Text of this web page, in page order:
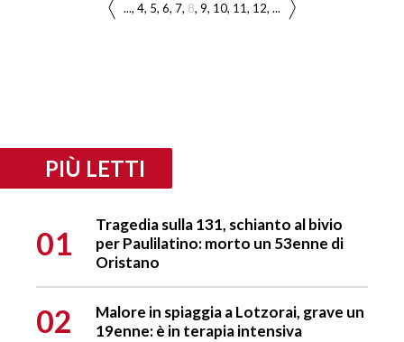
... 4 5 6 7 8 9 10 11 12 ...
PIÙ LETTI
01
Tragedia sulla 131, schianto al bivio
per Paulilatino: morto un 53enne di
Oristano
02
Malore in spiaggia a Lotzorai, grave un
19enne: è in terapia intensiva